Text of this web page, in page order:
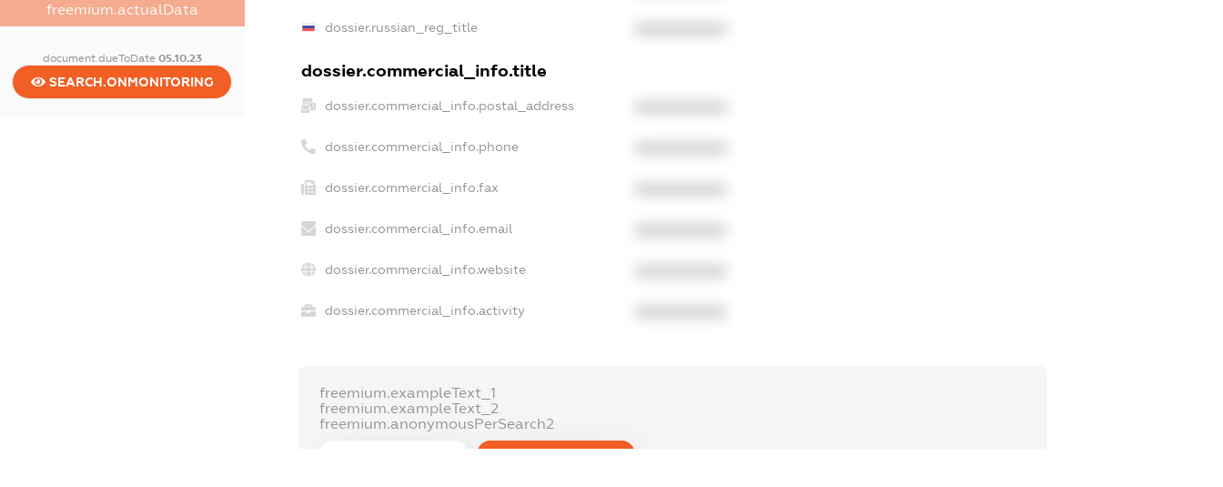
freemium.actualData
document.dueToDate 05.10.23
SEARCH.ONMONITORING
dossier.russian_reg_title
dossier.commercial_info.title
dossier.commercial_info.postal_address
dossier.commercial_info.phone
dossier.commercial_info.fax
dossier.commercial_info.email
dossier.commercial_info.website
dossier.commercial_info.activity
freemium.exampleText_1
freemium.exampleText_2
freemium.anonymousPerSearch2
FREEMIUM.REGISTER